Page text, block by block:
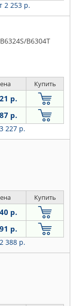
2 253 р.
B6304T
Купить
р.
р.
227 р.
Купить
р.
р.
388 р.